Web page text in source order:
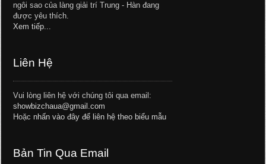
ngôi sao của làng giải trí Trung - Hàn đang
được yêu thích.
Xem tiếp...
Liên Hệ
Vui lòng liên hệ với chúng tôi qua email:
showbizchaua@gmail.com
Hoặc nhấn vào đây để liên hệ theo biểu mẫu
Bản Tin Qua Email